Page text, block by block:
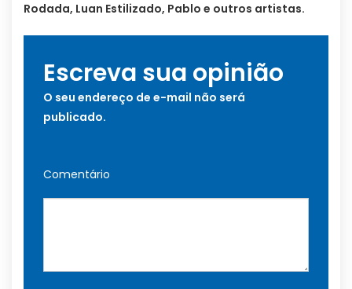
Rodada, Luan Estilizado, Pablo e outros artistas.
Escreva sua opinião
O seu endereço de e-mail não será
publicado.
Comentário